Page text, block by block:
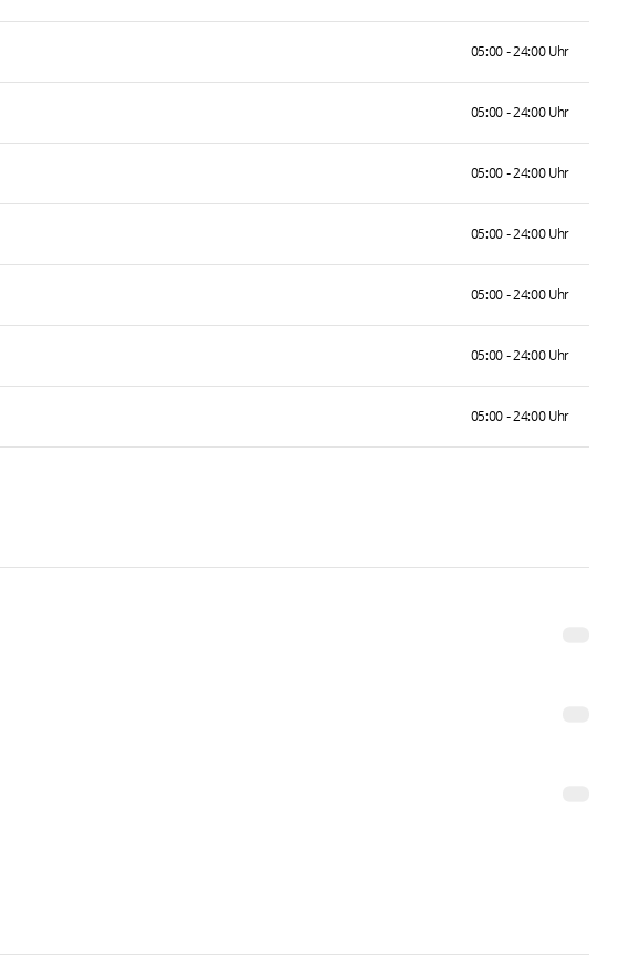
05:00 - 24:00 Uhr
05:00 - 24:00 Uhr
05:00 - 24:00 Uhr
05:00 - 24:00 Uhr
05:00 - 24:00 Uhr
05:00 - 24:00 Uhr
05:00 - 24:00 Uhr